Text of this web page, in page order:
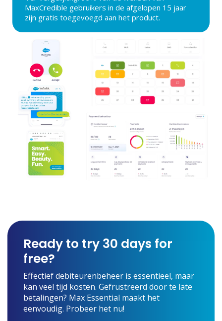
MaxCredible gebruikers in de afgelopen 15 jaar
zijn gratis toegevoegd aan het product.
Ready to try 30 days for
free?
Effectief debiteurenbeheer is essentieel, maar
kan veel tijd kosten. Gefrustreerd door te late
betalingen? Max Essential maakt het
eenvoudig. Probeer het nu!